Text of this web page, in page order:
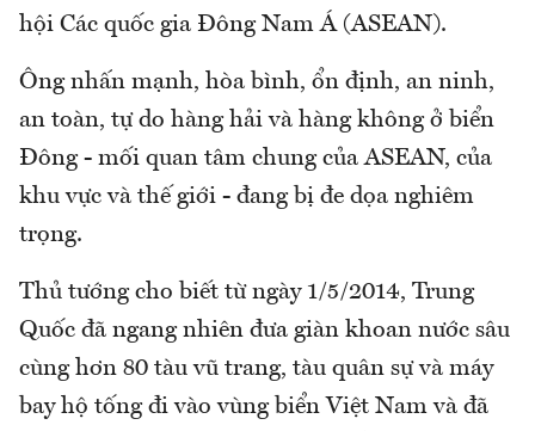
hội Các quốc gia Đông Nam Á (ASEAN).
Ông nhấn mạnh, hòa bình, ổn định, an ninh,
an toàn, tự do hàng hải và hàng không ở biển
Đông - mối quan tâm chung của ASEAN, của
khu vực và thế giới - đang bị đe dọa nghiêm
trọng.
Thủ tướng cho biết từ ngày 1/5/2014, Trung
Quốc đã ngang nhiên đưa giàn khoan nước sâu
cùng hơn 80 tàu vũ trang, tàu quân sự và máy
bay hộ tống đi vào vùng biển Việt Nam và đã